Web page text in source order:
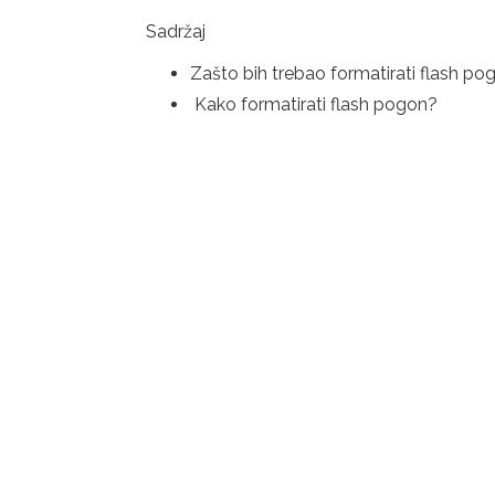
Sadržaj
Zašto bih trebao formatirati flash
Kako formatirati flash pogon?